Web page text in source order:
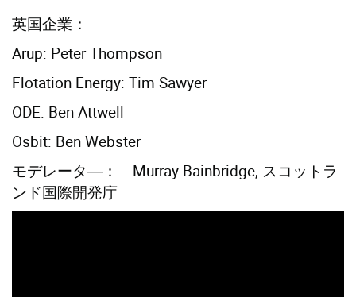
英国企業：
Arup: Peter Thompson
Flotation Energy: Tim Sawyer
ODE: Ben Attwell
Osbit: Ben Webster
モデレータ―： Murray Bainbridge, スコットラ
ンド国際開発庁